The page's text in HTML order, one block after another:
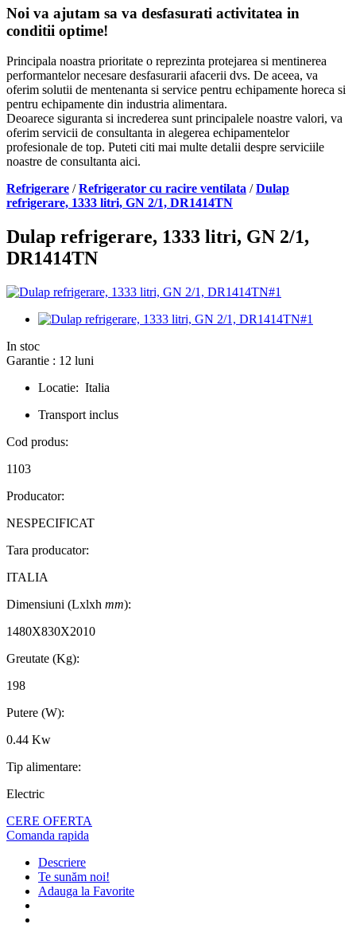
Noi va ajutam sa va desfasurati activitatea in
conditii optime!
Principala noastra prioritate o reprezinta protejarea si mentinerea
performantelor necesare desfasurarii afacerii dvs. De aceea, va
oferim solutii de mentenanta si service pentru echipamente horeca si
pentru echipamente din industria alimentara.
Deoarece siguranta si increderea sunt principalele noastre valori, va
oferim servicii de consultanta in alegerea echipamentelor
profesionale de top. Puteti citi mai multe detalii despre serviciile
noastre de consultanta aici.
Refrigerare /Refrigerator cu racire ventilata /Dulap
refrigerare, 1333 litri, GN 2/1, DR1414TN
Dulap refrigerare, 1333 litri, GN 2/1,
DR1414TN
In stoc
Garantie : 12 luni
Locatie: Italia
Transport inclus
Cod produs:
1103
Producator:
NESPECIFICAT
Tara producator:
ITALIA
Dimensiuni (Lxlxh mm):
1480X830X2010
Greutate (Kg):
198
Putere (W):
0.44 Kw
Tip alimentare:
Electric
CERE OFERTA
Comanda rapida
Descriere
Te sunăm noi!
Adauga la Favorite